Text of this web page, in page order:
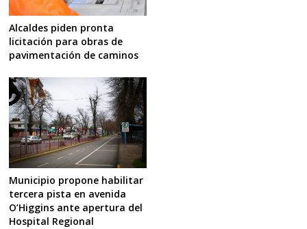
Alcaldes piden pronta
licitación para obras de
pavimentación de caminos
Municipio propone habilitar
tercera pista en avenida
O’Higgins ante apertura del
Hospital Regional